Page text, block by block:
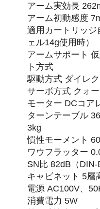
アーム実効長
アーム初動感度
適用カートリッ
ェル14g使用時）
アームサポート
ト方式
駆動方式 ダイレ
サーボ方式 クォ
モーター DCコア
ターンテーブル
3kg
慣性モーメント
ワウフラッター
SN比 82dB（DIN-
キャビネット 5層
電源 AC100V、
消費電力 5W